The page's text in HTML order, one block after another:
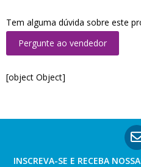
Tem alguma dúvida sobre este
Pergunte ao vendedor
[object Object]
INSCREVA-SE E RECEBA